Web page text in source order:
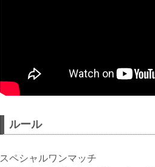
ルール
スペシャルワンマッチ